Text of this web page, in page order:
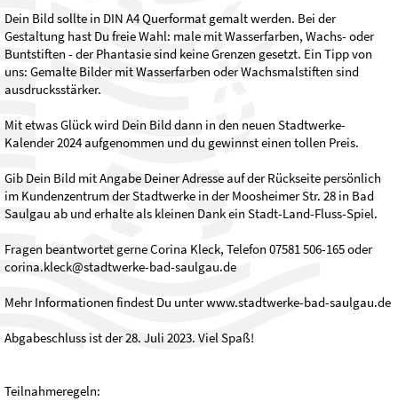
Dein Bild sollte in DIN A4 Querformat gemalt werden. Bei der
Gestaltung hast Du freie Wahl: male mit Wasserfarben, Wachs- oder
Buntstiften - der Phantasie sind keine Grenzen gesetzt. Ein Tipp von
uns: Gemalte Bilder mit Wasserfarben oder Wachsmalstiften sind
ausdrucksstärker.
Mit etwas Glück wird Dein Bild dann in den neuen Stadtwerke-
Kalender 2024 aufgenommen und du gewinnst einen tollen Preis.
Gib Dein Bild mit Angabe Deiner Adresse auf der Rückseite persönlich
im Kundenzentrum der Stadtwerke in der Moosheimer Str. 28 in Bad
Saulgau ab und erhalte als kleinen Dank ein Stadt-Land-Fluss-Spiel.
Fragen beantwortet gerne Corina Kleck, Telefon 07581 506-165 oder
corina.kleck@stadtwerke-bad-saulgau.de
Mehr Informationen findest Du unter www.stadtwerke-bad-saulgau.de
Abgabeschluss ist der 28. Juli 2023. Viel Spaß!
Teilnahmeregeln: